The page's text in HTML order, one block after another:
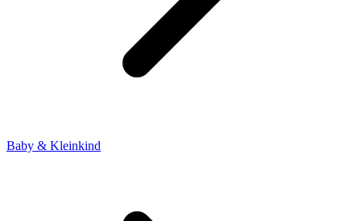
Baby & Kleinkind